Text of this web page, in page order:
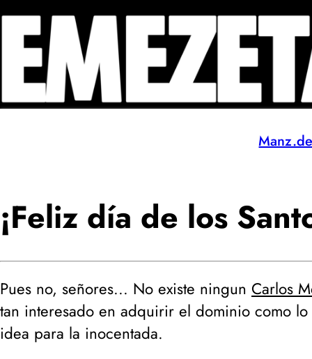
¡Feliz día de los
Pues no, señores... No existe ningun Carlos
tan interesado en adquirir el dominio como
idea para la inocentada.